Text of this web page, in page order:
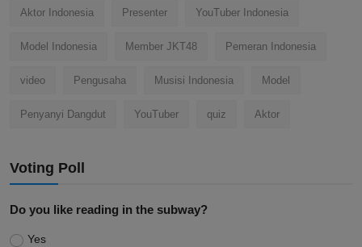
Aktor Indonesia Presenter YouTuber Indonesia
Model Indonesia Member JKT48 Pemeran Indonesia
video Pengusaha Musisi Indonesia Model
Penyanyi Dangdut YouTuber quiz Aktor
Voting Poll
Do you like reading in the subway?
Yes